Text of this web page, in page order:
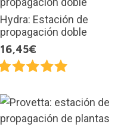
Hydra: Estación de
propagación doble
16,45€